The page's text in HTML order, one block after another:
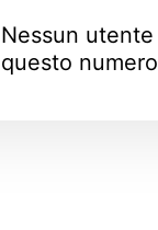
Nessun
questo